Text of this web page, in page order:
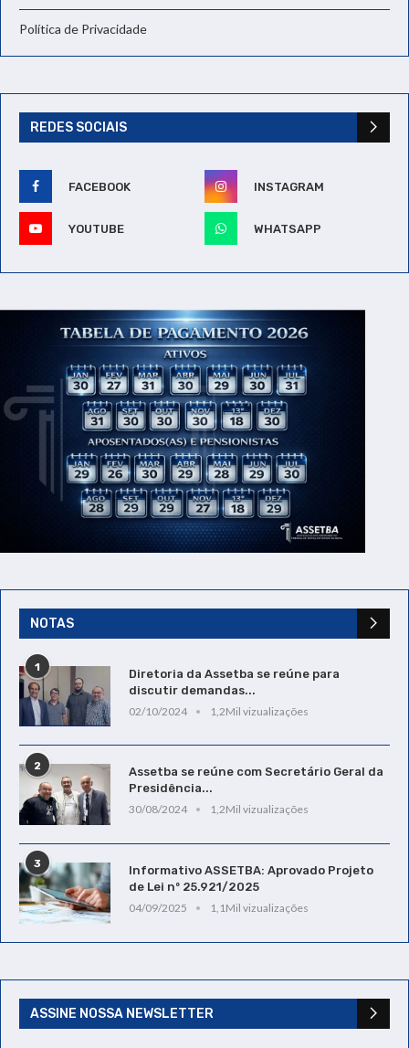
Política de Privacidade
REDES SOCIAIS
FACEBOOK INSTAGRAM
YOUTUBE WHATSAPP
NOTAS
1
Diretoria da Assetba se reúne para
discutir demandas...
02/10/2024
1,2Mil vizualizações
2
Assetba se reúne com Secretário Geral da
Presidência...
30/08/2024
1,2Mil vizualizações
3
Informativo ASSETBA: Aprovado Projeto
de Lei nº 25.921/2025
04/09/2025
1,1Mil vizualizações
ASSINE NOSSA NEWSLETTER